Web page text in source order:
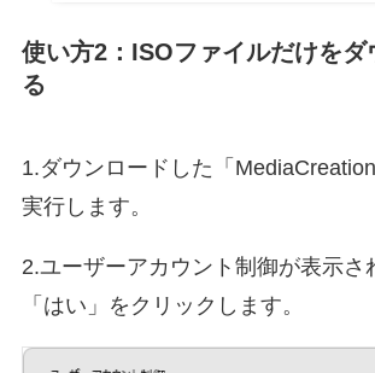
使い方2：ISOファイルだけをダ
る
1.ダウンロードした「
実行します。
2.ユーザーアカウント制御が表示さ
「はい」をクリックします。